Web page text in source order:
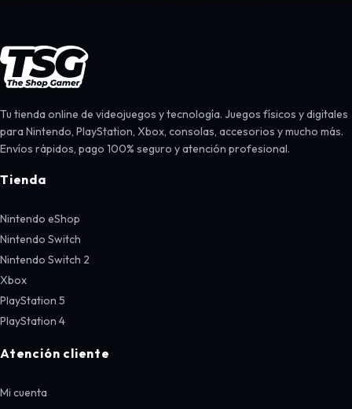
Tu tienda online de videojuegos y tecnología. Juegos físicos y digitales
para Nintendo, PlayStation, Xbox, consolas, accesorios y mucho más.
Envíos rápidos, pago 100% seguro y atención profesional.
Tienda
Nintendo eShop
Nintendo Switch
Nintendo Switch 2
Xbox
PlayStation 5
PlayStation 4
Atención cliente
Mi cuenta